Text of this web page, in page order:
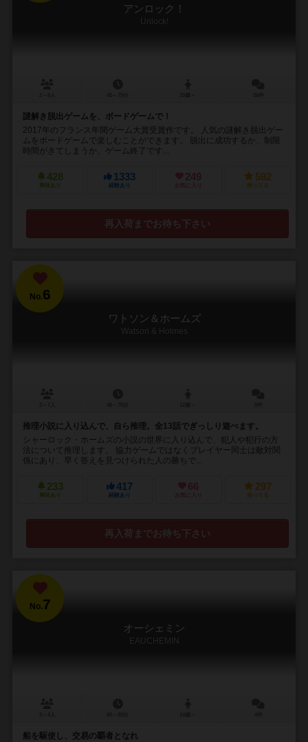
アンロック！
Unlock!
謎解き脱出ゲームを、ボードゲームで！
2017年のフランス年間ゲーム大賞受賞作です。 人気の謎解き脱出ゲー
ムをボードゲームで楽しむことができます。 脱出に成功するか、制限
時間がきてしまうか、ゲーム終了です...
428
興味あり
1333
経験あり
249
お気に入り
592
持ってる
再入荷までお待ち下さい
No.6
ワトソン＆ホームズ
Watson & Holmes
推理小説に入り込んで、自ら推理。全13話でぎっしり遊べます。
シャーロック・ホームズの小説の世界に入り込んで、犯人や犯行の方
法について推理します。 協力ゲームではなくプレイヤー同士は敵対関
係にあり、早く答えを見つけられた人の勝ちで...
233
興味あり
417
経験あり
66
お気に入り
297
持ってる
再入荷までお待ち下さい
No.7
オーシェミン
EAUCHEMIN
船を駆使し、交易の覇者となれ